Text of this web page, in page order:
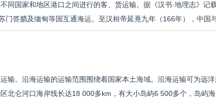
同国家和地区港口之间进行的客、货运输。据《汉书·地理志》记
门答腊及缅甸等国互通海运。至汉桓帝延熹九年（166年），中国
输。沿海运输的运输范围围绕着国家本土海域。沿海运输可为远
北仑河口海岸线长达18 000多km，有大小岛屿6 500多个，岛屿海